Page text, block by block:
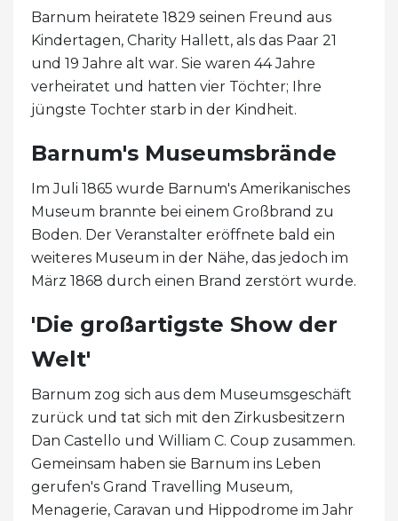
Barnum heiratete 1829 seinen Freund aus
Kindertagen, Charity Hallett, als das Paar 21
und 19 Jahre alt war. Sie waren 44 Jahre
verheiratet und hatten vier Töchter; Ihre
jüngste Tochter starb in der Kindheit.
Barnum's Museumsbrände
Im Juli 1865 wurde Barnum's Amerikanisches
Museum brannte bei einem Großbrand zu
Boden. Der Veranstalter eröffnete bald ein
weiteres Museum in der Nähe, das jedoch im
März 1868 durch einen Brand zerstört wurde.
'Die großartigste Show der
Welt'
Barnum zog sich aus dem Museumsgeschäft
zurück und tat sich mit den Zirkusbesitzern
Dan Castello und William C. Coup zusammen.
Gemeinsam haben sie Barnum ins Leben
gerufen's Grand Travelling Museum,
Menagerie, Caravan und Hippodrome im Jahr